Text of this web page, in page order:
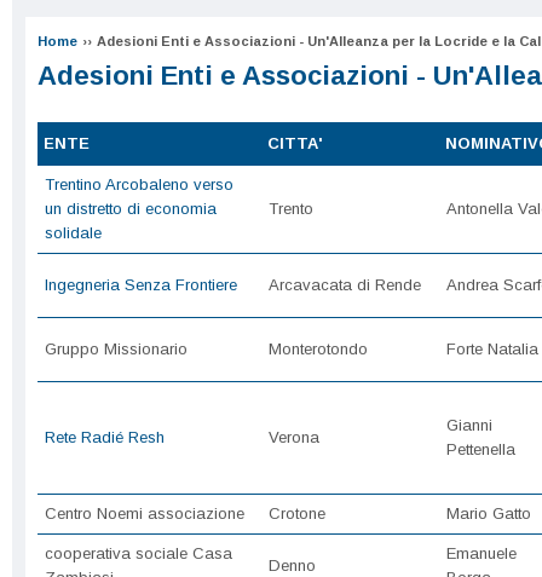
Home ›› Adesioni Enti e Associazioni - Un'Alleanza per la Locride e la
Adesioni Enti e Associazioni -
ENTE CITTA'
Trentino Arcobaleno verso
un distretto di economia
solidale
Trento Antonella
Ingegneria Senza Frontiere Arcavacata di Rende Andrea
Gruppo Missionario Monterotondo Forte Natalia
Rete Radié Resh Verona
Gianni
Pettenella
Centro Noemi associazione Crotone Mario Gatto
cooperativa sociale Casa
Denno
Emanuele